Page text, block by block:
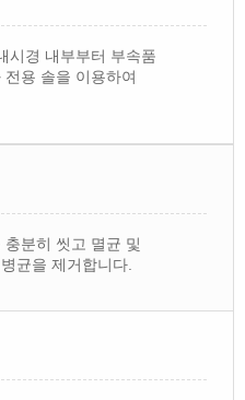
시경 내부부터 부속품
용 솔을 이용하여
분히 씻고 멸균 및
균을 제거합니다.